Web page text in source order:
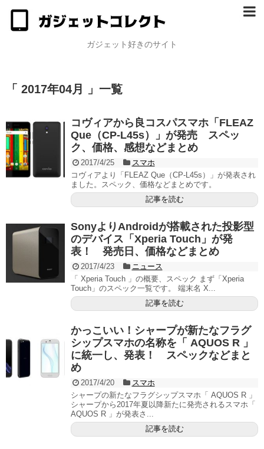
ガジェット好きのサイト
「 2017年04月 」一覧
コヴィアから良コスパスマホ「FLEAZ
Que（CP-L45s）」が発売 スペッ
ク、価格、感想などまとめ
2017/4/25
スマホ
コヴィアより「FLEAZ Que（CP-L45s）」が発表され
ました。スペック、価格などまとめです。
記事を読む
SonyよりAndroidが搭載された投影型
のデバイス「Xperia Touch」が発
表！ 発売日、価格などまとめ
2017/4/23
ニュース
「 Xperia Touch 」の概要、スペック まず「Xperia
Touch」のスペック一覧です。 端末名 X...
記事を読む
かっこいい！シャープが新たなフラグ
シップスマホの名称を「 AQUOS R 」
に統一し、発表！ スペックなどまと
め
2017/4/20
スマホ
シャープの新たなフラグシップスマホ「 AQUOS R 」
シャープから2017年夏以降新たに発売されるスマホ「
AQUOS R 」が発表さ...
記事を読む